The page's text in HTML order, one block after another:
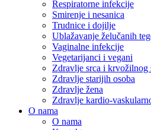
Respiratorne infekcije
Smirenje i nesanica
Trudnice i dojilje
Ublažavanje želučanih
Vaginalne infekcije
Vegetarijanci i vegani
Zdravlje srca i krvožilnog
Zdravlje starijih osoba
Zdravlje žena
Zdravlje kardio-
O nama
O nama